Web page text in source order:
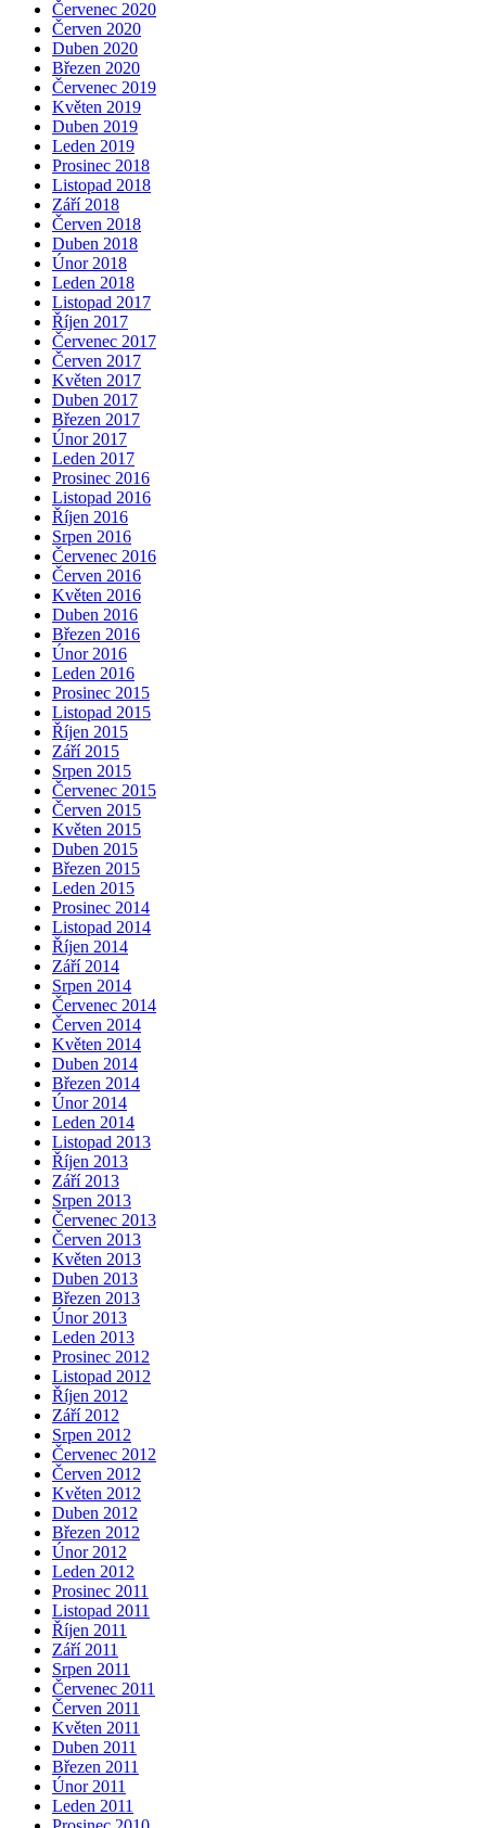
Červenec 2020
Červen 2020
Duben 2020
Březen 2020
Červenec 2019
Květen 2019
Duben 2019
Leden 2019
Prosinec 2018
Listopad 2018
Září 2018
Červen 2018
Duben 2018
Únor 2018
Leden 2018
Listopad 2017
Říjen 2017
Červenec 2017
Červen 2017
Květen 2017
Duben 2017
Březen 2017
Únor 2017
Leden 2017
Prosinec 2016
Listopad 2016
Říjen 2016
Srpen 2016
Červenec 2016
Červen 2016
Květen 2016
Duben 2016
Březen 2016
Únor 2016
Leden 2016
Prosinec 2015
Listopad 2015
Říjen 2015
Září 2015
Srpen 2015
Červenec 2015
Červen 2015
Květen 2015
Duben 2015
Březen 2015
Leden 2015
Prosinec 2014
Listopad 2014
Říjen 2014
Září 2014
Srpen 2014
Červenec 2014
Červen 2014
Květen 2014
Duben 2014
Březen 2014
Únor 2014
Leden 2014
Listopad 2013
Říjen 2013
Září 2013
Srpen 2013
Červenec 2013
Červen 2013
Květen 2013
Duben 2013
Březen 2013
Únor 2013
Leden 2013
Prosinec 2012
Listopad 2012
Říjen 2012
Září 2012
Srpen 2012
Červenec 2012
Červen 2012
Květen 2012
Duben 2012
Březen 2012
Únor 2012
Leden 2012
Prosinec 2011
Listopad 2011
Říjen 2011
Září 2011
Srpen 2011
Červenec 2011
Červen 2011
Květen 2011
Duben 2011
Březen 2011
Únor 2011
Leden 2011